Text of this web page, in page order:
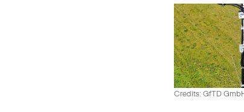
Credits: GfTD